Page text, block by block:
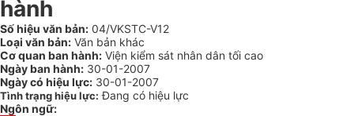
hành
Số hiệu văn bản: 04/VKSTC-V12
Loại văn bản: Văn bản khác
Cơ quan ban hành: Viện kiểm sát nhân dân tối cao
Ngày ban hành: 30-01-2007
Ngày có hiệu lực: 30-01-2007
Tình trạng hiệu lực: Đang có hiệu lực
Ngôn ngữ: